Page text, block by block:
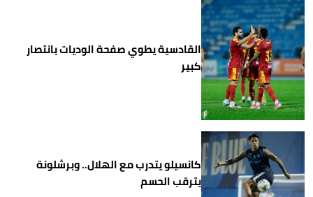
القادسية يطوي صفحة الوديات بانتصار
كبير
كانسيلو يتدرب مع الهلال.. وبرشلونة
يترقب الحسم